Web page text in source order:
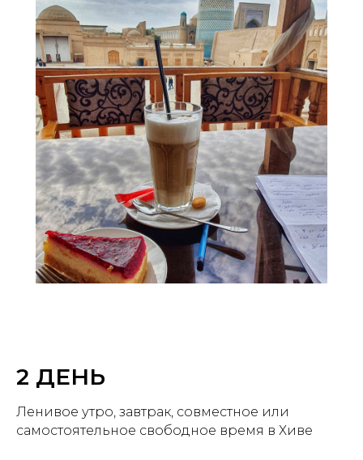
2 ДЕНЬ
Ленивое утро, завтрак, совместное или
самостоятельное свободное время в Хиве